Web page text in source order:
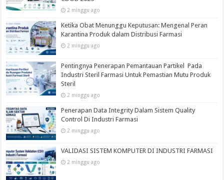
2 minggu ago
Ketika Obat Menunggu Keputusan: Mengenal Peran
Karantina Produk dalam Distribusi Farmasi
2 minggu ago
Pentingnya Penerapan Pemantauan Partikel Pada
Industri Steril Farmasi Untuk Pemastian Mutu Produk
Steril
2 minggu ago
Penerapan Data Integrity Dalam Sistem Quality
Control Di Industri Farmasi
2 minggu ago
VALIDASI SISTEM KOMPUTER DI INDUSTRI FARMASI
2 minggu ago